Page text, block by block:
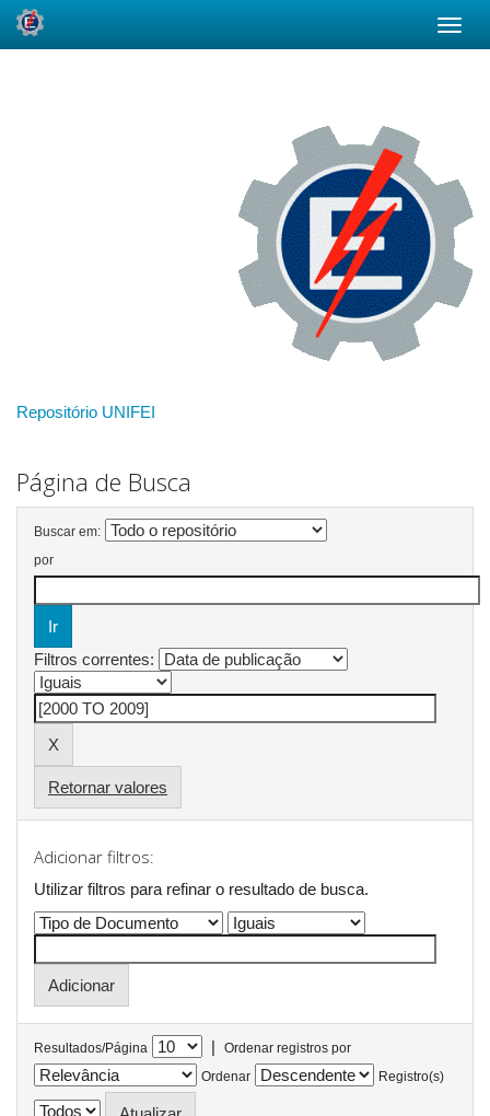
Repositório UNIFEI
Página de Busca
Buscar em:
por
Filtros correntes:
Retornar valores
Adicionar filtros:
Utilizar filtros para refinar o resultado de busca.
Resultados/Página |
Ordenar registros por
Ordenar
Registro(s)